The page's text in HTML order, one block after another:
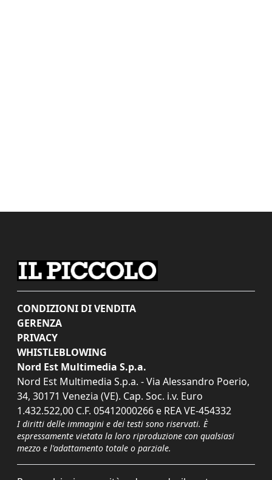
CONDIZIONI DI VENDITA
GERENZA
PRIVACY
WHISTLEBLOWING
Nord Est Multimedia S.p.a.
Nord Est Multimedia S.p.a. - Via Alessandro Poerio,
34, 30171 Venezia (VE). Cap. Soc. i.v. Euro
1.432.522,00 C.F. 05412000266 e REA VE-454332
I diritti delle immagini e dei testi sono riservati. È
espressamente vietata la loro riproduzione con qualsiasi
mezzo e l'adattamento totale o parziale.